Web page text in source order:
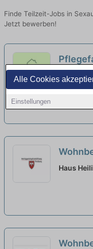
Alle Cookies
Einstellungen
Finde Teilzeit-Jobs in
Jetzt bewerben!
(80%) -
neu
Freiburg
Teilzeit
Haus